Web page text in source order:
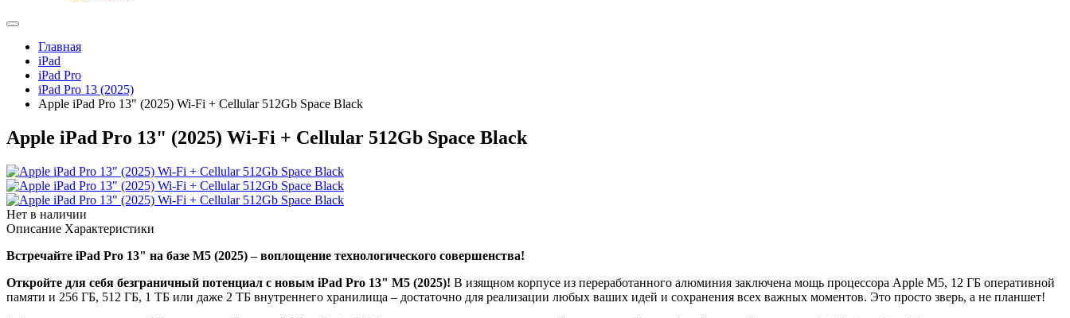
Главная
iPad
iPad Pro
iPad Pro 13 (2025)
Apple iPad Pro 13" (2025) Wi-Fi + Cellular 512Gb Space Black
Apple iPad Pro 13" (2025) Wi-Fi + Cellular 512Gb Space Black
Нет в наличии
Описание Характеристики
Встречайте iPad Pro 13" на базе M5 (2025) – воплощение технологического совершенства!
Откройте для себя безграничный потенциал с новым iPad Pro 13" M5 (2025)! В изящном корпусе из переработанного алюминия заключена мощь процессора Apple M5, 12 ГБ оперативной
памяти и 256 ГБ, 512 ГБ, 1 ТБ или даже 2 ТБ внутреннего хранилища – достаточно для реализации любых ваших идей и сохранения всех важных моментов. Это просто зверь, а не планшет!